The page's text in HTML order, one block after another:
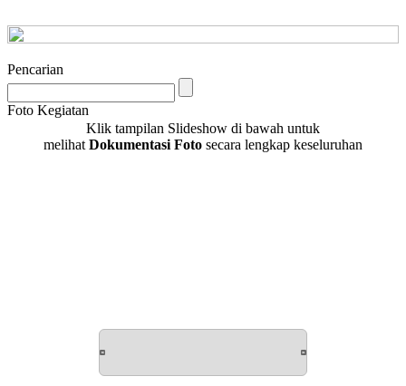
Pencarian
Foto Kegiatan
Klik tampilan Slideshow di bawah untuk
melihat Dokumentasi Foto secara lengkap keseluruhan